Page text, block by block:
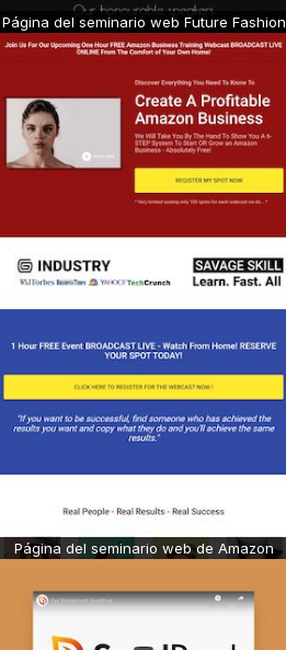
Página del seminario web Future Fashion
Página del seminario web de Amazon